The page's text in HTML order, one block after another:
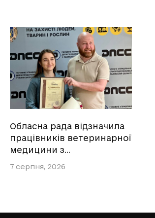
Обласна рада відзначила
працівників ветеринарної
медицини з…
7 серпня, 2026